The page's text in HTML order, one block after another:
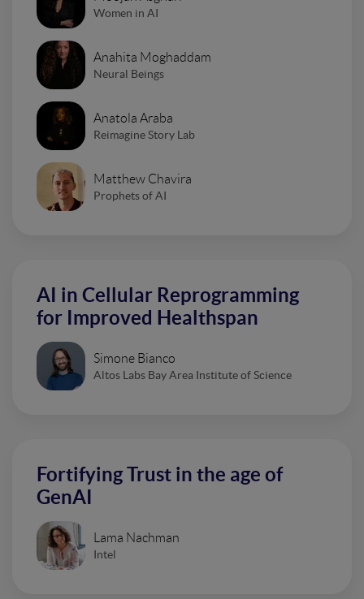
Women in AI
Anahita Moghaddam
Neural Beings
Anatola Araba
Reimagine Story Lab
Matthew Chavira
Prophets of AI
AI in Cellular Reprogramming
for Improved Healthspan
Simone Bianco
Altos Labs Bay Area Institute of Science
Fortifying Trust in the age of
GenAI
Lama Nachman
Intel